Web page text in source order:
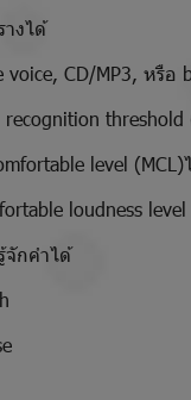
งได้
CD/MP3, หรือ
threshold
level (MCL)
loudness level
กคำได้